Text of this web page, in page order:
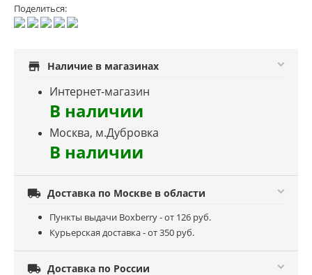
Поделиться:
store Наличие в магазинах
Интернет-магазин
В наличии
Москва, м.Дубровка
В наличии
 Доставка по Москве в области
Пункты выдачи Boxberry - от 126 руб.
Курьерская доставка - от 350 руб.
 Доставка по России